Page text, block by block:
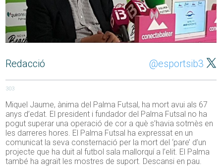
Redacció @esportsib3
303
Miquel Jaume, ànima del Palma Futsal, ha mort avui als 67
anys d’edat. El president i fundador del Palma Futsal no ha
pogut superar una operació de cor a què s’havia sotmès en
les darreres hores. El Palma Futsal ha expressat en un
comunicat la seva consternació per la mort del ‘pare’ d’un
projecte que ha duit al futbol sala mallorquí a l’elit. El Palma
també ha agraït les mostres de suport. Descansi en pau.